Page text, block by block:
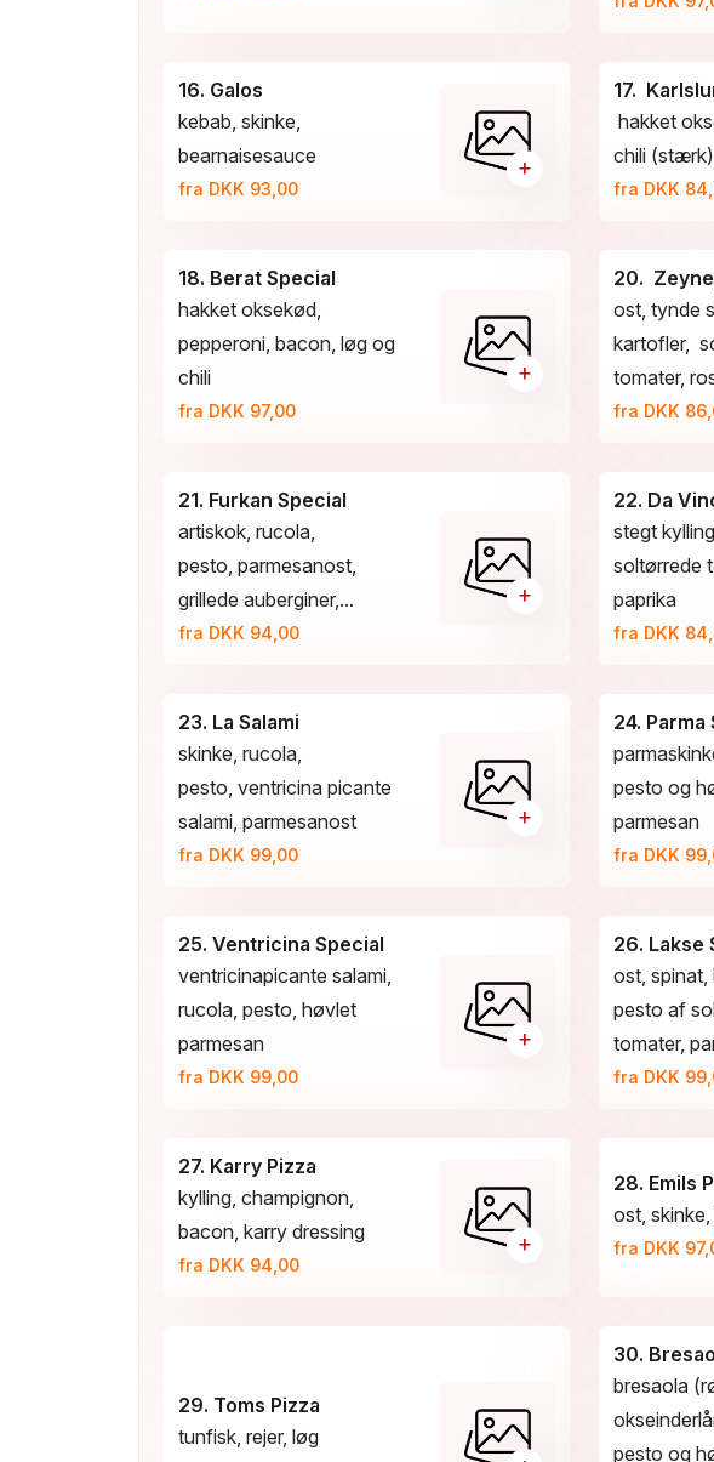
16. Galos
kebab, skinke,
bearnaisesauce
fra DKK 93,00
+
17.
hakket
chili (stærk)
fra DKK
18. Berat Special
hakket oksekød,
pepperoni, bacon, løg og
chili
fra DKK 97,00
+
20.
ost, tynde
kartofler,
tomater,
fra DKK
21. Furkan Special
artiskok, rucola,
pesto, parmesanost,
grillede auberginer,...
fra DKK 94,00
+
22. Da
stegt
soltørrede
paprika
fra DKK
23. La Salami
skinke, rucola,
pesto, ventricina picante
salami, parmesanost
fra DKK 99,00
+
24. Parma
pesto og
parmesan
fra DKK
25. Ventricina Special
ventricinapicante salami,
rucola, pesto, høvlet
parmesan
fra DKK 99,00
+
26. Lakse
ost, spinat,
pesto af
tomater,
fra DKK
27. Karry Pizza
kylling, champignon,
bacon, karry dressing
fra DKK 94,00
+
28. Emils
ost,
fra DKK
29. Toms Pizza
tunfisk, rejer, løg
30.
bresaola
pesto og